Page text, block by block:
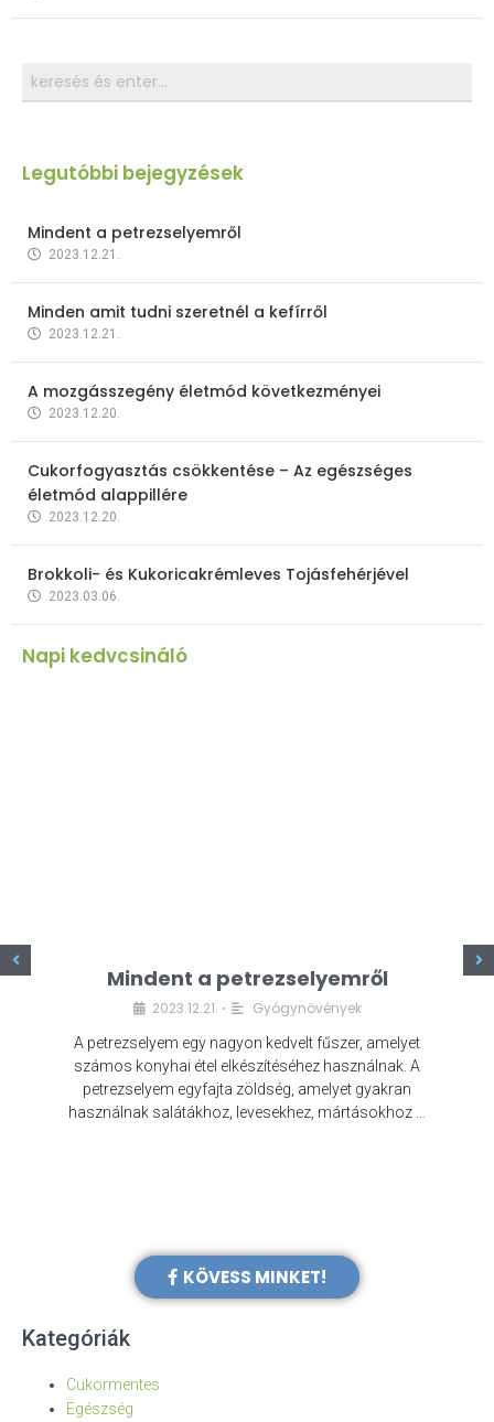
Legutóbbi bejegyzések
Mindent a petrezselyemről
2023.12.21.
Minden amit tudni szeretnél a kefírről
2023.12.21.
A mozgásszegény életmód következményei
2023.12.20.
Cukorfogyasztás csökkentése – Az egészséges
életmód alappillére
2023.12.20.
Brokkoli- és Kukoricakrémleves Tojásfehérjével
2023.03.06.
Napi kedvcsináló
Mindent a petrezselyemről
2023.12.21. • Gyógynövények
A petrezselyem egy nagyon kedvelt fűszer, amelyet
számos konyhai étel elkészítéséhez használnak. A
petrezselyem egyfajta zöldség, amelyet gyakran
használnak salátákhoz, levesekhez, mártásokhoz …
KÖVESS MINKET!
Kategóriák
Cukormentes
Egészség